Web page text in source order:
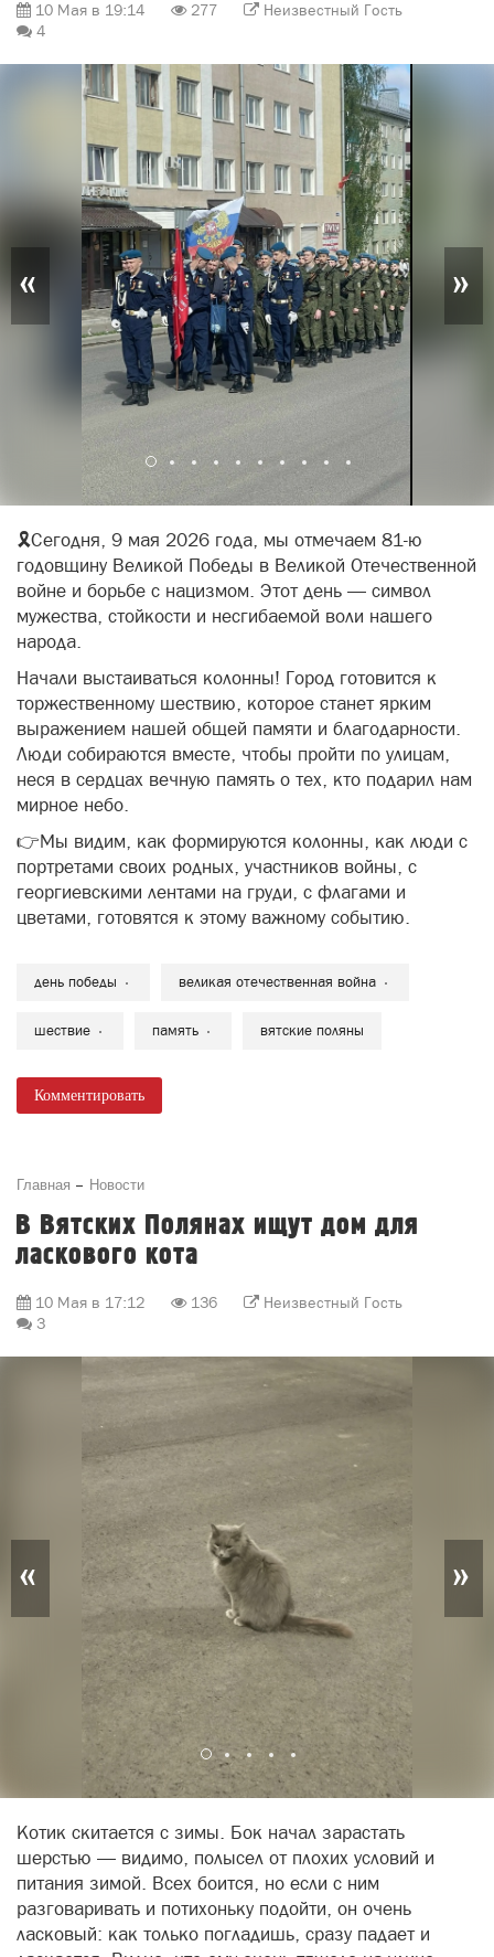
10 Мая в 19:14 277
Неизвестный Гость
4
« »
🎗Сегодня, 9 мая 2026 года, мы отмечаем 81-ю
годовщину Великой Победы в Великой Отечественной
войне и борьбе с нацизмом. Этот день — символ
мужества, стойкости и несгибаемой воли нашего
народа.
Начали выстаиваться колонны! Город готовится к
торжественному шествию, которое станет ярким
выражением нашей общей памяти и благодарности.
Люди собираются вместе, чтобы пройти по улицам,
неся в сердцах вечную память о тех, кто подарил нам
мирное небо.
👉Мы видим, как формируются колонны, как люди с
портретами своих родных, участников войны, с
георгиевскими лентами на груди, с флагами и
цветами, готовятся к этому важному событию.
день победы великая отечественная война
шествие память вятские поляны
Комментировать
Главная Новости
В Вятских Полянах ищут дом для
ласкового кота
10 Мая в 17:12 136
Неизвестный Гость
3
« »
Котик скитается с зимы. Бок начал зарастать
шерстью — видимо, полысел от плохих условий и
питания зимой. Всех боится, но если с ним
разговаривать и потихоньку подойти, он очень
ласковый: как только погладишь, сразу падает и